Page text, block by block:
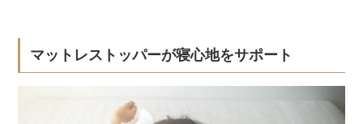
マットレストッパーが寝心地をサポート